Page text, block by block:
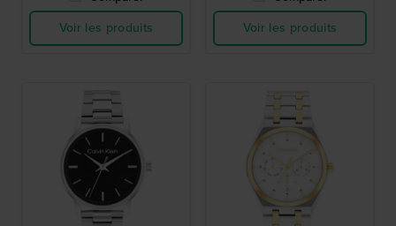
Voir les produits
Voir les produits